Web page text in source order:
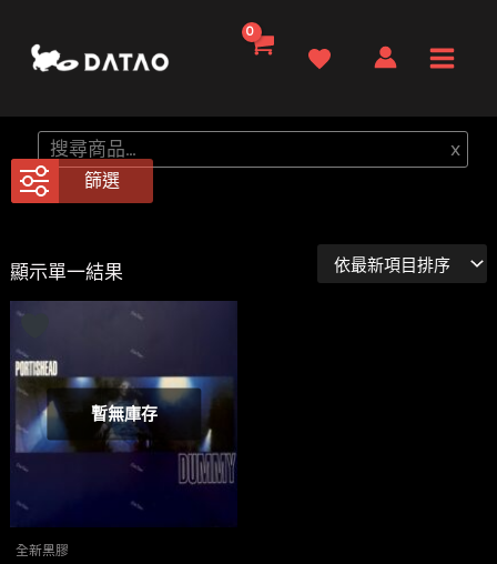
要
內
Menu
搜
尋
x
篩選
顯示單一結果
暫無庫存
全新黑膠